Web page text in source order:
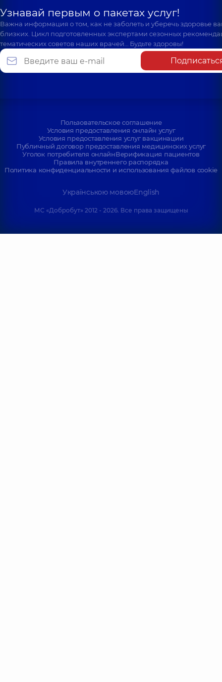
Узнавай первым о пакетах услуг!
Важна информация о том, как не заболеть и уберечь здоровье
близких. Цикл подготовленных экспертами сезонных
тематических советов наших врачей… Будьте здоровы!
Пользовательское соглашение
Условия предоставления онлайн услуг
Условия предоставления услуг вакцинации
Публичный договор предоставления медицинских услуг
Уголок потребителя онлайнВерификация пациентов
Правила внутреннего распорядка
Политика конфиденциальности и использования файлов cookie
Українською мовоюEnglish
МС «Добробут» 2012 - 2026. Все права защищены